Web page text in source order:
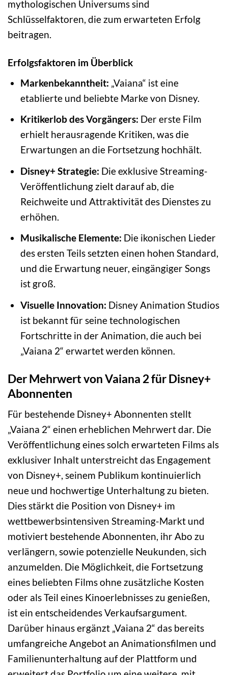
mythologischen Universums sind
Schlüsselfaktoren, die zum erwarteten Erfolg
beitragen.
Erfolgsfaktoren im Überblick
Markenbekanntheit: „Vaiana“ ist eine
etablierte und beliebte Marke von Disney.
Kritikerlob des Vorgängers: Der erste Film
erhielt herausragende Kritiken, was die
Erwartungen an die Fortsetzung hochhält.
Disney+ Strategie: Die exklusive Streaming-
Veröffentlichung zielt darauf ab, die
Reichweite und Attraktivität des Dienstes zu
erhöhen.
Musikalische Elemente: Die ikonischen Lieder
des ersten Teils setzten einen hohen Standard,
und die Erwartung neuer, eingängiger Songs
ist groß.
Visuelle Innovation: Disney Animation Studios
ist bekannt für seine technologischen
Fortschritte in der Animation, die auch bei
„Vaiana 2“ erwartet werden können.
Der Mehrwert von Vaiana 2 für Disney+
Abonnenten
Für bestehende Disney+ Abonnenten stellt
„Vaiana 2“ einen erheblichen Mehrwert dar. Die
Veröffentlichung eines solch erwarteten Films als
exklusiver Inhalt unterstreicht das Engagement
von Disney+, seinem Publikum kontinuierlich
neue und hochwertige Unterhaltung zu bieten.
Dies stärkt die Position von Disney+ im
wettbewerbsintensiven Streaming-Markt und
motiviert bestehende Abonnenten, ihr Abo zu
verlängern, sowie potenzielle Neukunden, sich
anzumelden. Die Möglichkeit, die Fortsetzung
eines beliebten Films ohne zusätzliche Kosten
oder als Teil eines Kinoerlebnisses zu genießen,
ist ein entscheidendes Verkaufsargument.
Darüber hinaus ergänzt „Vaiana 2“ das bereits
umfangreiche Angebot an Animationsfilmen und
Familienunterhaltung auf der Plattform und